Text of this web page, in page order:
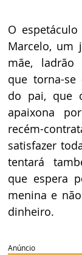
O
Marcelo, um
mãe, ladrão
que torna-se
do pai, que
apaixona
recém-
satisfazer
tentará
que espera
menina e
dinheiro.
Anúncio